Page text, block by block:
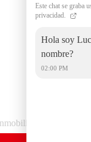
en Alcàsser
Este chat se graba
privacidad.
Hola soy
nombre?
02:00 PM